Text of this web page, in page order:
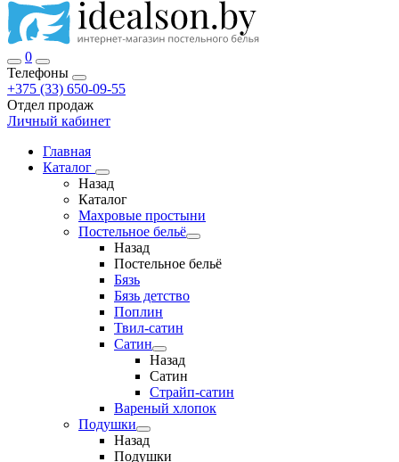
0
Телефоны
+375 (33) 650-09-55
Отдел продаж
Личный кабинет
Главная
Каталог
Назад
Каталог
Махровые простыни
Постельное бельё
Назад
Постельное бельё
Бязь
Бязь детство
Поплин
Твил-сатин
Сатин
Назад
Сатин
Страйп-сатин
Вареный хлопок
Подушки
Назад
Подушки